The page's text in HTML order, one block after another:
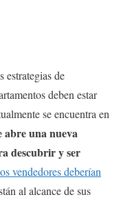
estrategias de
deben estar
se encuentra en
una nueva
descubrir y ser
vendedores deberían
al alcance de sus